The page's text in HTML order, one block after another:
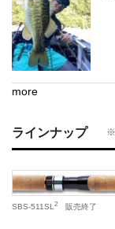
more
ラインナップ ※
SBS‐511SL2 販売終了